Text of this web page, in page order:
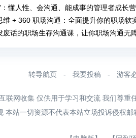
：懂人性、会沟通、能成事的管理者成长营
维 + 360 职场沟通：全面提升你的职场软
废话的职场生存沟通课，让你职场沟通无
转导航页 - 我要投稿 - 游客
联网收集 仅供用于学习和交流 我们尊重
本站一切资源不代表本站立场投诉侵权邮